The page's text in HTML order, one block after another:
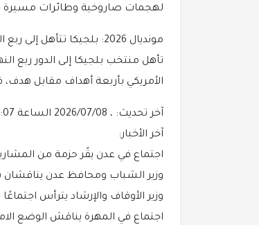
لهجمات صاروخية وطائرات مسيرة
مونديال 2026: بلجيكا تتأهل إلى ربع النهائي بفوزها على أمريكا
الأمريكي بأربعة أهداف مقابل هدف،
آخر تحديث: ، 2026/07/08 الساعة 02:22:07
آخر الأخبار:
اجتماع في عدن يقًر حزمة من
وزير الشباب ومحافظ عدن يناقشان
وزير الأوقاف والإرشاد يترأس
اجتماع في المهرة يناقش الوضع